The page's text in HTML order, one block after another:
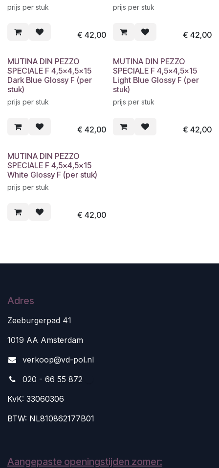
prijs per stuk
€ 42,00
prijs per stuk
€ 42,00
MUTINA DIN PEZZO
SPECIALE F 4,5x4,5x15
Dark Blue Glossy F (per
stuk)
prijs per stuk
€ 42,00
MUTINA DIN PEZZO
SPECIALE F 4,5x4,5x15
Light Blue Glossy F (per
stuk)
prijs per stuk
€ 42,00
MUTINA DIN PEZZO
SPECIALE F 4,5x4,5x15
White Glossy F (per stuk)
prijs per stuk
€ 42,00
Adres
Zeeburgerpad 41
1019 AA Amsterdam
verkoop@vd-pol.nl
020 - 66 55 872
KvK: 33060306
BTW: NL810862177B01
Aangepaste openingstijden zomer: